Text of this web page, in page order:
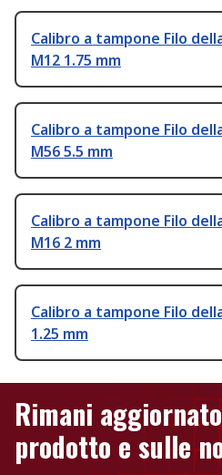
Calibro a tampone Filo
M12 1.75 mm
Calibro a tampone Filo
M56 5.5 mm
Calibro a tampone Filo
M16 2 mm
Calibro a tampone Filo
1.25 mm
Rimani
prodotto e sulle